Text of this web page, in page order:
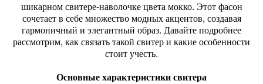
шикарном свитере-наволочке цвета мокко. Этот фасон
сочетает в себе множество модных акцентов, создавая
гармоничный и элегантный образ. Давайте подробнее
рассмотрим, как связать такой свитер и какие особенности
стоит учесть.
Основные характеристики свитера